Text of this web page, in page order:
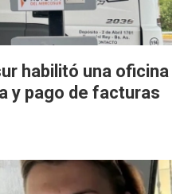
habilitó una oficina
y pago de facturas